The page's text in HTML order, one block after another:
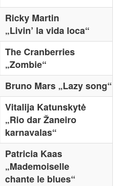
Ricky Martin
„Livin’ la vida loca“
The Cranberries
„Zombie“
Bruno Mars „Lazy song“
Vitalija Katunskytė
„Rio dar Žaneiro
karnavalas“
Patricia Kaas
„Mademoiselle
chante le blues“